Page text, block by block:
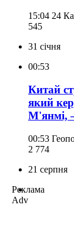
15:04 24
545
31 січня
00:53
Китай
який
М'янмі,
00:53
2 774
21 серпня
Реклама
Adv